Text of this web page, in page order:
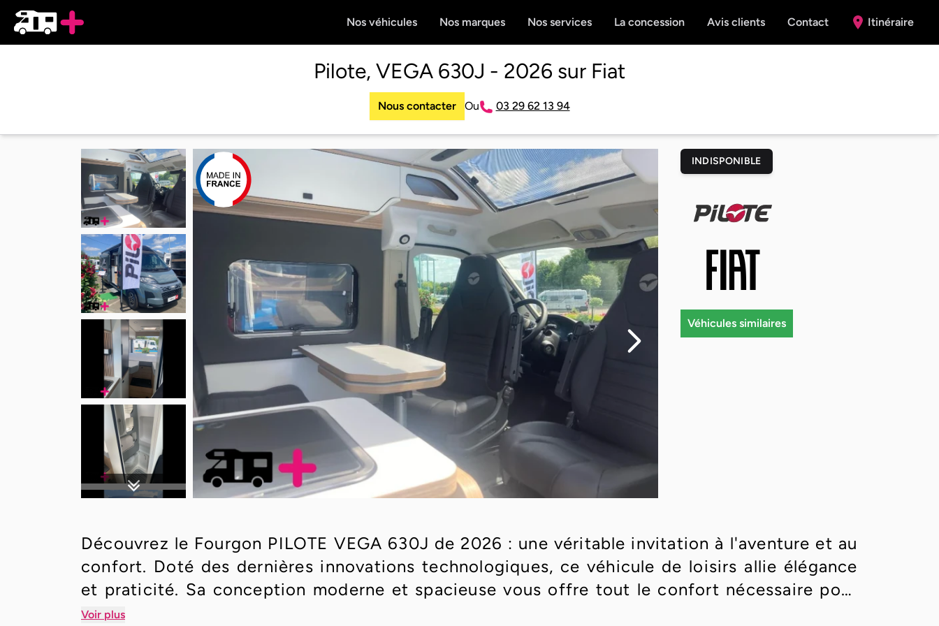
Nos véhicules Nos marques Nos services La concession Avis clients Contact Itinéraire
Pilote, VEGA 630J - 2026 sur Fiat
Nous contacter Ou 03 29 62 13 94
INDISPONIBLE
Véhicules similaires
Découvrez le Fourgon PILOTE VEGA 630J de 2026 : une véritable invitation à l'aventure et au
confort. Doté des dernières innovations technologiques, ce véhicule de loisirs allie élégance
et praticité. Sa conception moderne et spacieuse vous offre tout le confort nécessaire pour
des voyages inoubliables. Profitez de son intérieur luxueux, équipé de matériaux de haute
Voir plus